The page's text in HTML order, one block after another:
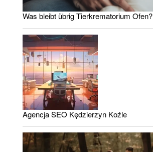
Was bleibt übrig Tierkrematorium Ofen?
Agencja SEO Kędzierzyn Koźle